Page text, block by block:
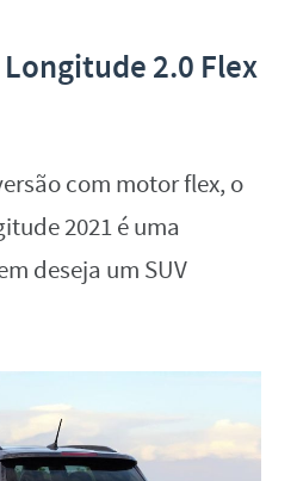
2.0 Flex
com motor flex, o
2021 é uma
deseja um SUV